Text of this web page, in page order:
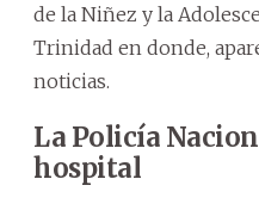
de la Niñez y la
Trinidad en donde,
noticias.
La Policía
hospital